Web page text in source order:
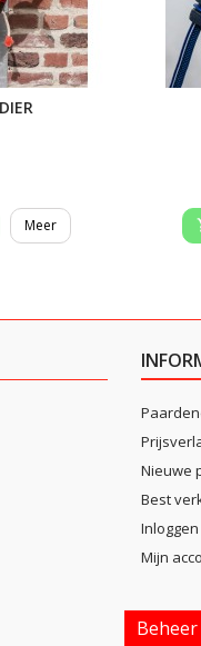
Meer
Nieuwe
Best
Inloggen
Mijn